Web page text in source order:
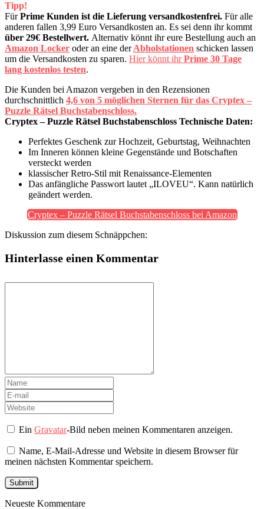
Tipp!
FürPrime Kunden ist die Lieferung versandkostenfrei. Für alle
anderen fallen 3,99 Euro Versandkosten an. Es sei denn ihr kommt
über 29€ Bestellwert. Alternativ könnt ihr eure Bestellung auch an
Amazon Locker oder an eine der Abholstationen schicken lassen
um die Versandkosten zu sparen. Hier könnt ihrPrime 30 Tage
lang kostenlos testen.
Die Kunden bei Amazon vergeben in den Rezensionen
durchschnittlich 4,6 von 5 möglichen Sternen für das Cryptex –
Puzzle Rätsel Buchstabenschloss.
Cryptex – Puzzle Rätsel Buchstabenschloss Technische Daten:
Perfektes Geschenk zur Hochzeit, Geburtstag, Weihnachten
Im Inneren können kleine Gegenstände und Botschaften
versteckt werden
klassischer Retro-Stil mit Renaissance-Elementen
Das anfängliche Passwort lautet „ILOVEU“. Kann natürlich
geändert werden.
Cryptex – Puzzle Rätsel Buchstabenschloss bei Amazon
Diskussion zum diesem Schnäppchen:
Hinterlasse einen Kommentar
EinGravatar-Bild neben meinen Kommentaren anzeigen.
Name, E-Mail-Adresse und Website in diesem Browser für
meinen nächsten Kommentar speichern.
Neueste Kommentare